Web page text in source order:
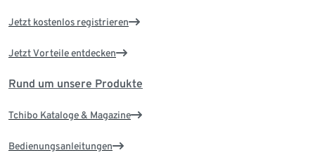
Jetzt kostenlos registrieren
Jetzt Vorteile entdecken
Rund um unsere Produkte
Tchibo Kataloge & Magazine
Bedienungsanleitungen